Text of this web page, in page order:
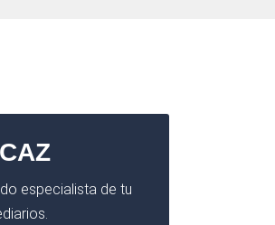
especialista de tu